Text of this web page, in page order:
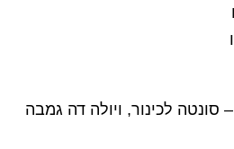
סונטה לכינור, ויולה דה גמבה